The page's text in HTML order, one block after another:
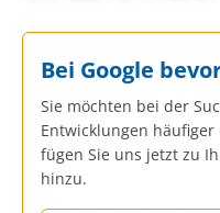
Bei Google
Sie möchten bei der
Entwicklungen häufiger
fügen Sie uns jetzt zu
hinzu.